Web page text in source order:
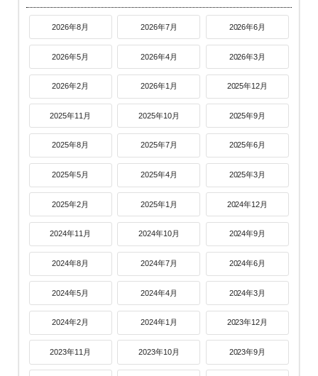
2026年8月 2026年7月 2026年6月
2026年5月 2026年4月 2026年3月
2026年2月 2026年1月 2025年12月
2025年11月 2025年10月 2025年9月
2025年8月 2025年7月 2025年6月
2025年5月 2025年4月 2025年3月
2025年2月 2025年1月 2024年12月
2024年11月 2024年10月 2024年9月
2024年8月 2024年7月 2024年6月
2024年5月 2024年4月 2024年3月
2024年2月 2024年1月 2023年12月
2023年11月 2023年10月 2023年9月